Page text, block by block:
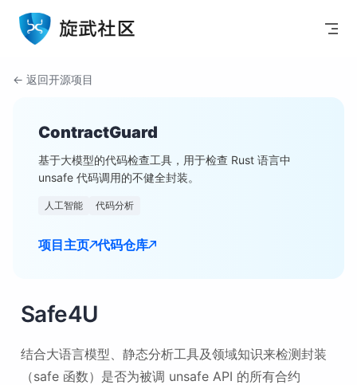
Skip to content
← 返回开源项目
ContractGuard
基于大模型的代码检查工具，用于检查 Rust 语言中
unsafe 代码调用的不健全封装。
人工智能 代码分析
项目主页 代码仓库
Safe4U
结合大语言模型、静态分析工具及领域知识来检测封装
（safe 函数）是否为被调 unsafe API 的所有合约